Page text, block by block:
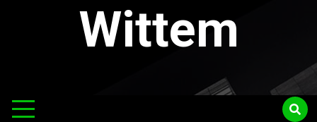
Wittem